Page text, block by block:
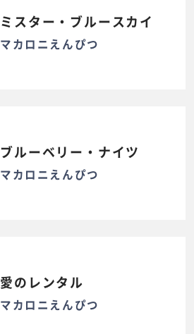
ミスター・ブルースカイ
マカロニえんぴつ
ブルーベリー・ナイツ
マカロニえんぴつ
愛のレンタル
マカロニえんぴつ